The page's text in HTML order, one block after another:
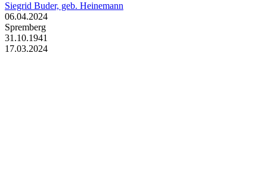
Siegrid Buder, geb. Heinemann
06.04.2024
Spremberg
31.10.1941
17.03.2024